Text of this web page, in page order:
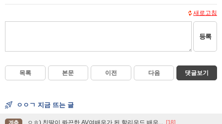
새로고침
등록
목록 본문 이전 다음 댓글보기
ㅇㅇㄱ 지금 뜨는 글
계층 ㅇㅎ) 친딸이 롸끈한 AV여배우가 된 할리우드 배우... [18]